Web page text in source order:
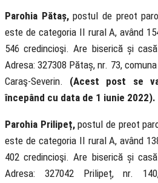
Parohia Pătaș,postul de preot
este de categoria II rural A, având
546 credincioşi. Are biserică și
Adresa: 327308 Pătaș, nr. 73, comuna
Caraş-Severin. (Acest post se
începând cu data de 1 iunie 2022).
Parohia Prilipeț,postul de preot
este de categoria II rural A, având
402 credincioşi. Are biserică și
Adresa: 327042 Prilipeț, nr.